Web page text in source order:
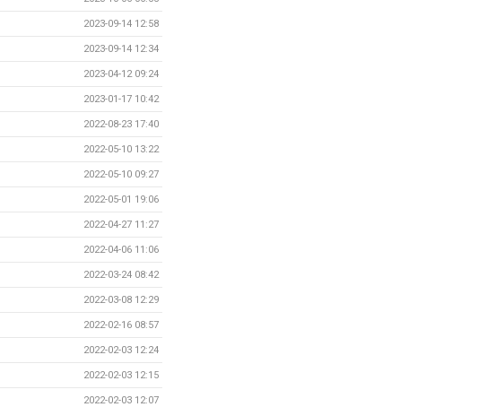
2023-09-14 12:58
2023-09-14 12:34
2023-04-12 09:24
2023-01-17 10:42
2022-08-23 17:40
2022-05-10 13:22
2022-05-10 09:27
2022-05-01 19:06
2022-04-27 11:27
2022-04-06 11:06
2022-03-24 08:42
2022-03-08 12:29
2022-02-16 08:57
2022-02-03 12:24
2022-02-03 12:15
2022-02-03 12:07